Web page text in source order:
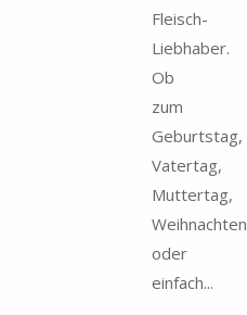
Fleisch-
Liebhaber.
Ob
zum
Geburtstag,
Vatertag,
Muttertag,
Weihnachten
oder
einfach...